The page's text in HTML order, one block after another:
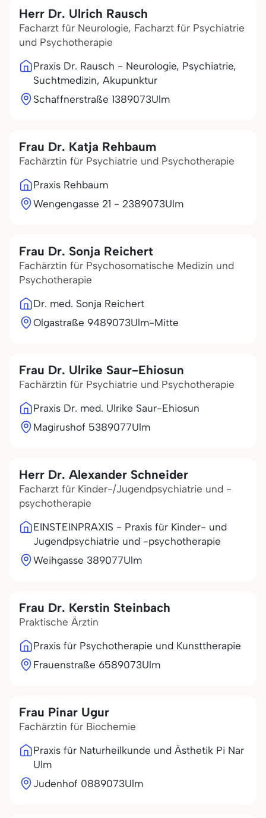
Herr Dr. Ulrich Rausch
Facharzt für Neurologie, Facharzt für Psychiatrie
und Psychotherapie
Praxis Dr. Rausch - Neurologie, Psychiatrie,
Suchtmedizin, Akupunktur
Schaffnerstraße 1389073Ulm
Frau Dr. Katja Rehbaum
Fachärztin für Psychiatrie und Psychotherapie
Praxis Rehbaum
Wengengasse 21 - 2389073Ulm
Frau Dr. Sonja Reichert
Fachärztin für Psychosomatische Medizin und
Psychotherapie
Dr. med. Sonja Reichert
Olgastraße 9489073Ulm-Mitte
Frau Dr. Ulrike Saur-Ehiosun
Fachärztin für Psychiatrie und Psychotherapie
Praxis Dr. med. Ulrike Saur-Ehiosun
Magirushof 5389077Ulm
Herr Dr. Alexander Schneider
Facharzt für Kinder-/Jugendpsychiatrie und -
psychotherapie
EINSTEINPRAXIS - Praxis für Kinder- und
Jugendpsychiatrie und -psychotherapie
Weihgasse 389077Ulm
Frau Dr. Kerstin Steinbach
Praktische Ärztin
Praxis für Psychotherapie und Kunsttherapie
Frauenstraße 6589073Ulm
Frau Pinar Ugur
Fachärztin für Biochemie
Praxis für Naturheilkunde und Ästhetik Pi Nar
Ulm
Judenhof 0889073Ulm